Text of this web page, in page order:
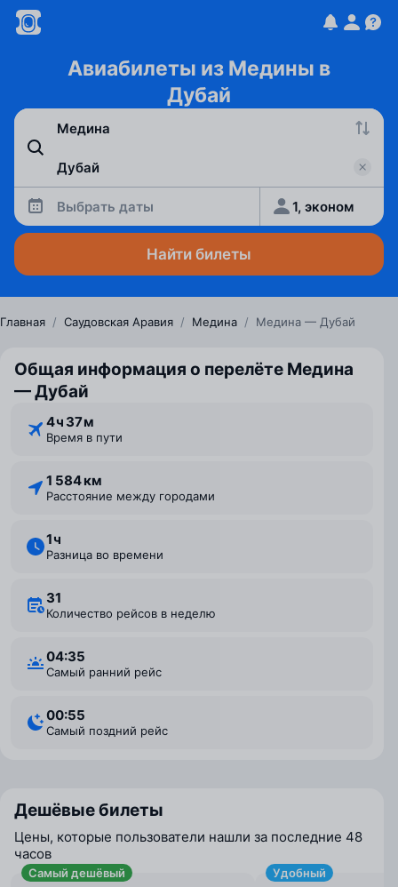
Авиабилеты из Медины в
Дубай
Выбрать даты 1, эконом
Найти билеты
Главная / Саудовская Аравия / Медина / Медина — Дубай
Общая информация о перелёте Медина
— Дубай
4 ⁠ч 37 ⁠м
Время в пути
1 584 км
Расстояние между городами
1 ⁠ч
Разница во времени
31
Количество рейсов в неделю
04:35
Самый ранний рейс
00:55
Самый поздний рейс
Дешёвые билеты
Цены, которые пользователи нашли за последние 48
часов
Самый дешёвый Удобный